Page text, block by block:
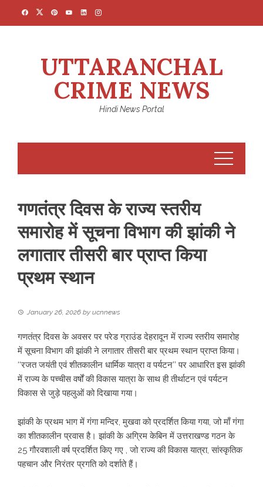
UTTARANCHAL
CRIME NEWS
Hindi News Portal
गणतंत्र दिवस के राज्य स्तरीय
समारोह में सूचना विभाग की झांकी ने
लगातार तीसरी बार प्राप्त किया
प्रथम स्थान
January 26, 2026 by ucnnews
गणतंत्र दिवस के अवसर पर परेड ग्राउंड देहरादून में राज्य स्तरीय समारोह
में सूचना विभाग की झांकी ने लगातार तीसरी बार प्रथम स्थान प्राप्त किया।
‘‘रजत जयंती एवं शीतकालीन धार्मिक यात्रा व पर्यटन’’ पर आधारित इस झांकी
में राज्य के पच्चीस वर्षों की विकास यात्रा के साथ ही तीर्थाटन एवं पर्यटन
विकास से जुड़े पहलुओं को दिखाया गया।
झांकी के प्रथम भाग में गंगा मन्दिर, मुखवा को प्रदर्शित किया गया, जो माँ गंगा
का शीतकालीन प्रवास है। झांकी के अग्रिम केबिन में उत्तराखण्ड गठन के
25 गौरवशाली वर्ष प्रदर्शित किए गए , जो राज्य की विकास यात्रा, सांस्कृतिक
पहचान और निरंतर प्रगति को दर्शाते हैं।